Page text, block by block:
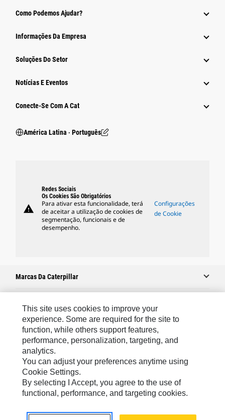
Como Podemos Ajudar?
Informações Da Empresa
Soluções Do Setor
Notícias E Eventos
Conecte-Se Com A Cat
América Latina ‧ Português
warning
Redes Sociais
Os Cookies São Obrigatórios
Para ativar esta funcionalidade, terá
de aceitar a utilização de cookies de
segmentação, funcionais e de
desempenho.
Configurações
de Cookie
Marcas Da Caterpillar
Caterpillar.com
Caterpillar Contato E Suporte
Minhas Preferências De Marketing
Mapa Do Local
Cookie Settings
Legal
Privacidade
This site uses cookies to improve your
experience. Some are required for the site to
function, while others support features,
performance, personalization, targeting, and
analytics.
You can adjust your preferences anytime using
Cookie Settings.
By selecting I Accept, you agree to the use of
functional, performance, and targeting cookies.